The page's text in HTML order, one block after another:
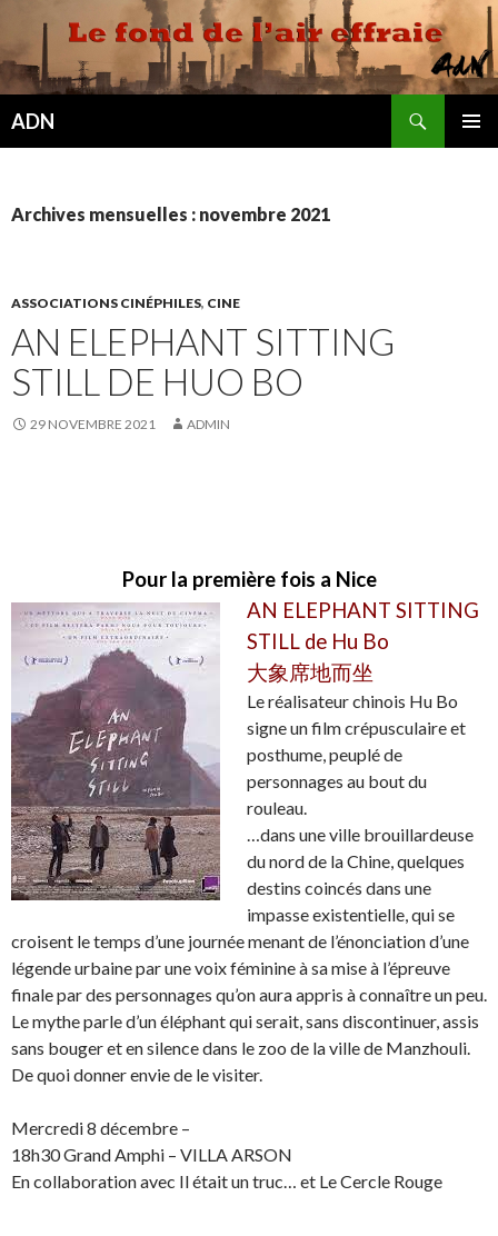
ADN
Archives mensuelles : novembre 2021
ASSOCIATIONS CINÉPHILES, CINE
AN ELEPHANT SITTING
STILL DE HUO BO
29 NOVEMBRE 2021 ADMIN
Pour la première fois a Nice
AN ELEPHANT SITTING
STILL de Hu Bo
大象席地而坐
Le réalisateur chinois Hu Bo
signe un film crépusculaire et
posthume, peuplé de
personnages au bout du
rouleau.
…dans une ville brouillardeuse
du nord de la Chine, quelques
destins coincés dans une
impasse existentielle, qui se
croisent le temps d’une journée menant de l’énonciation d’une
légende urbaine par une voix féminine à sa mise à l’épreuve
finale par des personnages qu’on aura appris à connaître un peu.
Le mythe parle d’un éléphant qui serait, sans discontinuer, assis
sans bouger et en silence dans le zoo de la ville de Manzhouli.
De quoi donner ­envie de le visiter.
Mercredi 8 décembre –
18h30 Grand Amphi – VILLA ARSON
En collaboration avec Il était un truc… et Le Cercle Rouge